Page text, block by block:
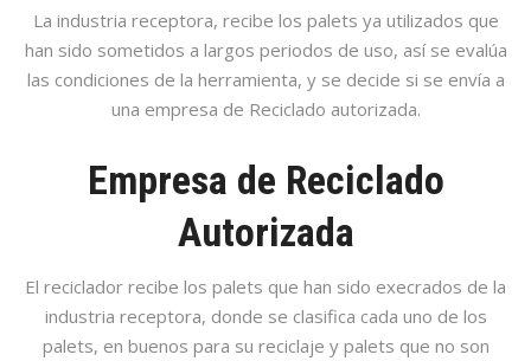
La industria receptora, recibe los palets ya utilizados que
han sido sometidos a largos periodos de uso, así se evalúa
las condiciones de la herramienta, y se decide si se envía a
una empresa de Reciclado autorizada.
Empresa de Reciclado
Autorizada
El reciclador recibe los palets que han sido execrados de la
industria receptora, donde se clasifica cada uno de los
palets, en buenos para su reciclaje y palets que no son